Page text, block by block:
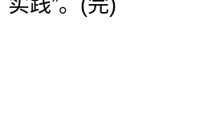
实践”。(完)